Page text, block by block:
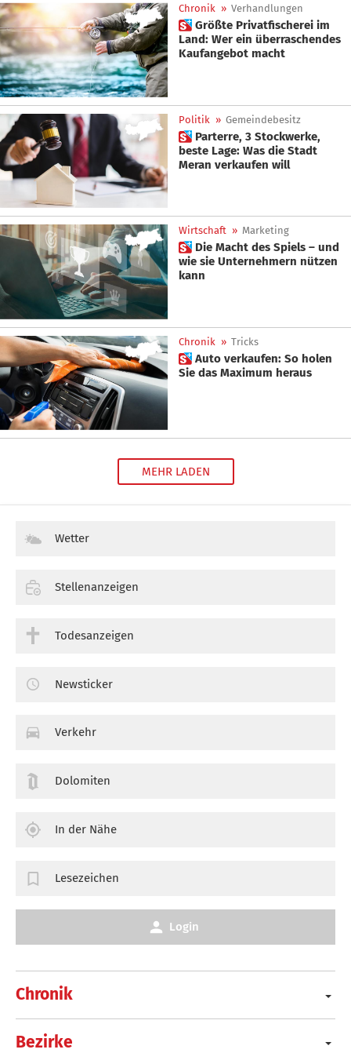
Chronik » Verhandlungen
 Größte Privatfischerei im
Land: Wer ein überraschendes
Kaufangebot macht
Politik » Gemeindebesitz
 Parterre, 3 Stockwerke,
beste Lage: Was die Stadt
Meran verkaufen will
Wirtschaft » Marketing
 Die Macht des Spiels – und
wie sie Unternehmern nützen
kann
Chronik » Tricks
 Auto verkaufen: So holen
Sie das Maximum heraus
MEHR LADEN
Chronik
Bezirke
Wetter
Stellenanzeigen
Todesanzeigen
Newsticker
Verkehr
Dolomiten
In der Nähe
Lesezeichen
Login